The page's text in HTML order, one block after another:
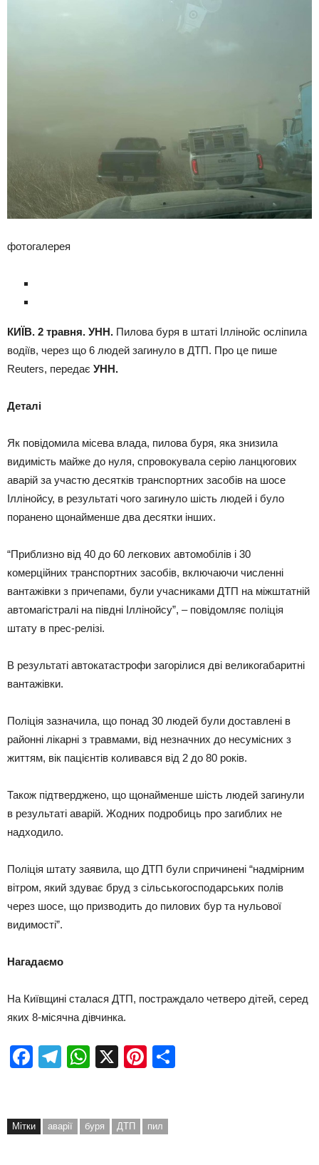
фотогалерея
КИЇВ. 2 травня. УНН. Пилова буря в штаті Іллінойс осліпила
водіїв, через що 6 людей загинуло в ДТП. Про це пише
Reuters, передає УНН.
Деталі
Як повідомила місева влада, пилова буря, яка знизила
видимість майже до нуля, спровокувала серію ланцюгових
аварій за участю десятків транспортних засобів на шосе
Іллінойсу, в результаті чого загинуло шість людей і було
поранено щонайменше два десятки інших.
“Приблизно від 40 до 60 легкових автомобілів і 30
комерційних транспортних засобів, включаючи численні
вантажівки з причепами, були учасниками ДТП на міжштатній
автомагістралі на півдні Іллінойсу”, – повідомляє поліція
штату в прес-релізі.
В результаті автокатастрофи загорілися дві великогабаритні
вантажівки.
Поліція зазначила, що понад 30 людей були доставлені в
районні лікарні з травмами, від незначних до несумісних з
життям, вік пацієнтів коливався від 2 до 80 років.
Також підтверджено, що щонайменше шість людей загинули
в результаті аварій. Жодних подробиць про загиблих не
надходило.
Поліція штату заявила, що ДТП були спричинені “надмірним
вітром, який здуває бруд з сільськогосподарських полів
через шосе, що призводить до пилових бур та нульової
видимості”.
Нагадаємо
На Київщині сталася ДТП, постраждало четверо дітей, серед
яких 8-місячна дівчинка.
Facebook
Telegram
WhatsApp
X Pinterest
Мітки аварії буря ДТП пил